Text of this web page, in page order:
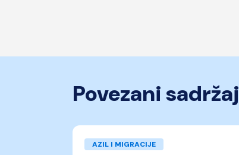
Povezani sadržaj
AZIL I MIGRACIJE